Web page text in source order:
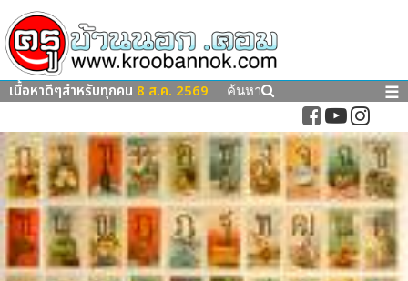
เนื้อหาดีๆสำหรับทุกคน 8 ส.ค. 2569 ค้นหา ☰